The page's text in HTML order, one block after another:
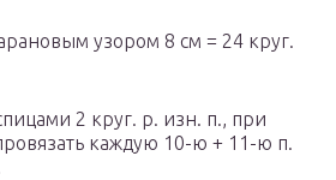
узором 8 см = 24 круг.
2 круг. р. изн. п., при
каждую 10-ю + 11-ю п.